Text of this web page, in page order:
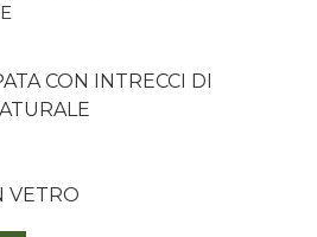
CON INTRECCI DI
VETRO